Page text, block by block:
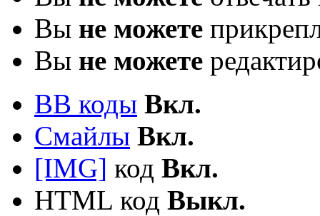
Вы не можете
Вы не можете
BB коды Вкл.
Смайлы Вкл.
[IMG] код Вкл.
HTML код Выкл.